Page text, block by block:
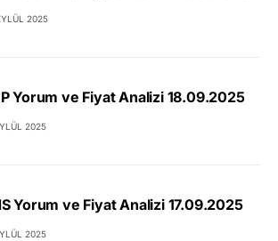
2025
Yorum ve Fiyat Analizi 18.09.2025
2025
Yorum ve Fiyat Analizi 17.09.2025
2025